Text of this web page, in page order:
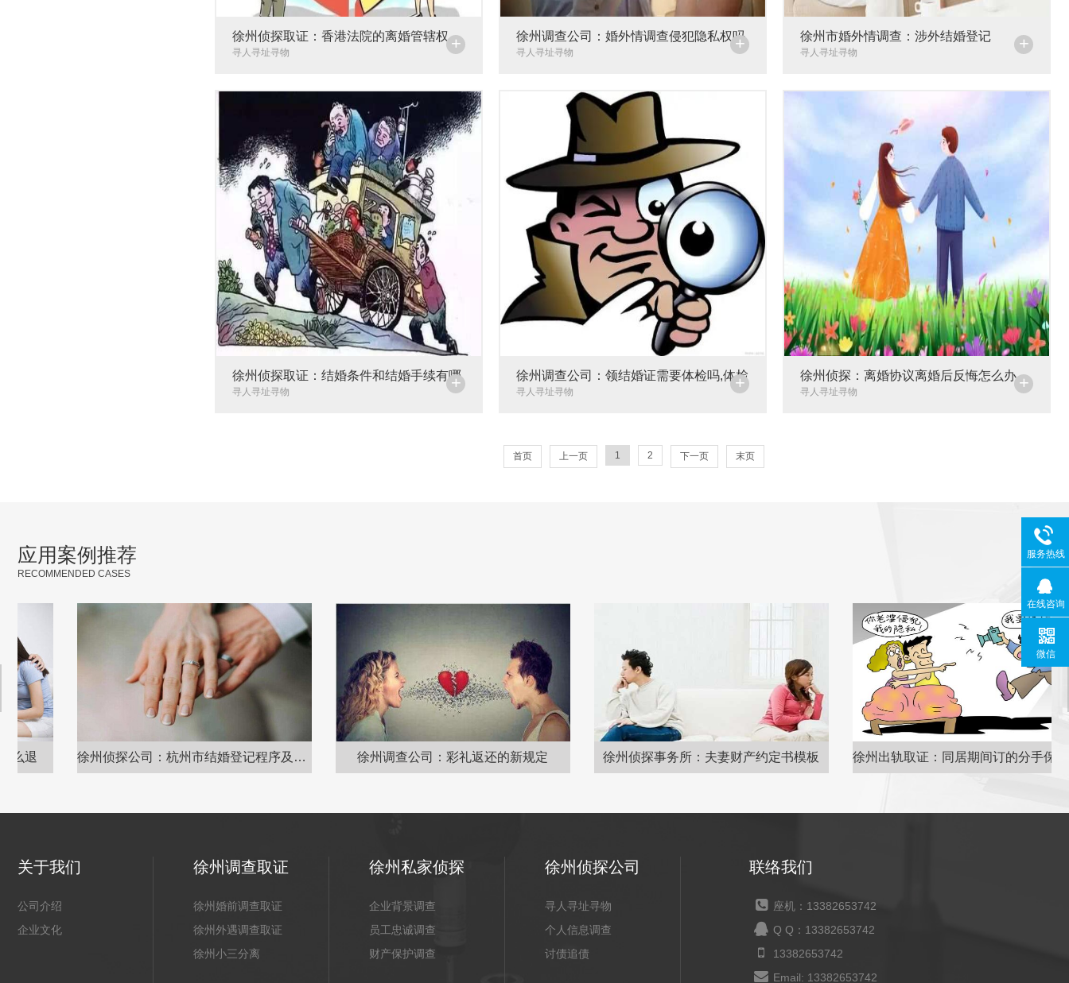
徐州侦探取证：香港法院的离婚管辖权
寻人寻址寻物 + 徐州调查公司：婚外情调查侵犯隐私权吗
寻人寻址寻物 + 徐州市婚外情调查：涉外结婚登记
寻人寻址寻物 +
徐州侦探取证：结婚条件和结婚手续有哪
些_1
寻人寻址寻物 +
徐州调查公司：领结婚证需要体检吗,体检
项目有哪些
寻人寻址寻物 + 徐州侦探：离婚协议离婚后反悔怎么办
寻人寻址寻物 +
首页 上一页 1 2 下一页 末页
应用案例推荐
RECOMMENDED CASES
徐州侦探公司：杭州市结婚登记程序及婚检联系方式 徐州调查公司：彩礼返还的新规定 徐州侦探事务所：夫妻财产约定书模板 徐州出轨取证：同居期间订的分手保证协议的效力
关于我们
公司介绍
企业文化
徐州调查取证
徐州婚前调查取证
徐州外遇调查取证
徐州小三分离
徐州私家侦探
企业背景调查
员工忠诚调查
财产保护调查
徐州侦探公司
寻人寻址寻物
个人信息调查
讨债追债
联络我们
座机：13382653742
Q Q：13382653742
13382653742
Email: 13382653742
服务热线
在线咨询
微信